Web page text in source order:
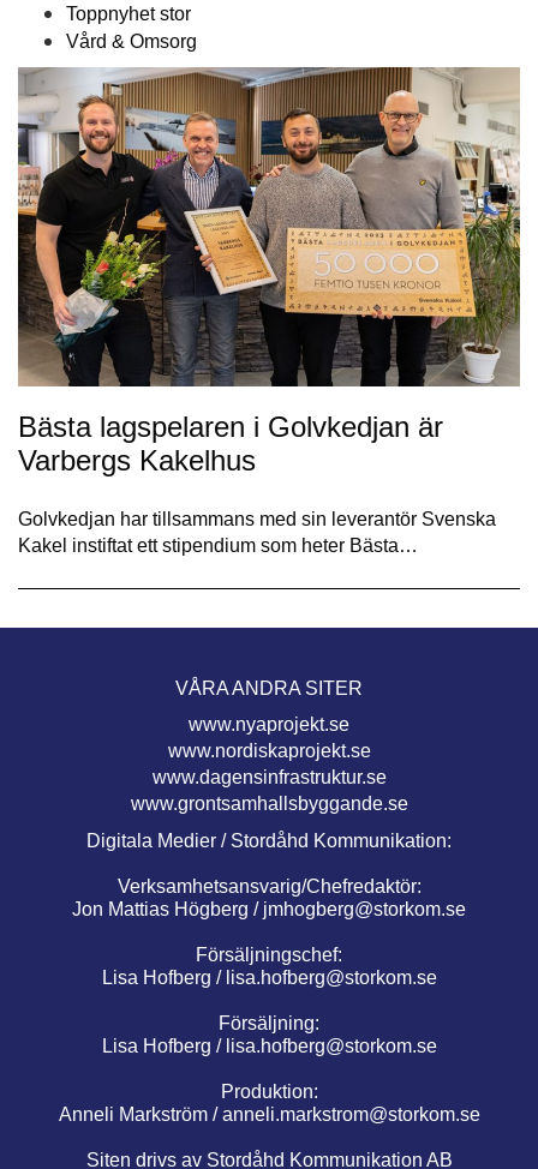
Toppnyhet stor
Vård & Omsorg
Bästa lagspelaren i Golvkedjan är
Varbergs Kakelhus
Golvkedjan har tillsammans med sin leverantör Svenska
Kakel instiftat ett stipendium som heter Bästa…
VÅRA ANDRA SITER
www.nyaprojekt.se
www.nordiskaprojekt.se
www.dagensinfrastruktur.se
www.grontsamhallsbyggande.se
Digitala Medier / Stordåhd Kommunikation:
Verksamhetsansvarig/Chefredaktör:
Jon Mattias Högberg / jmhogberg@storkom.se
Försäljningschef:
Lisa Hofberg / lisa.hofberg@storkom.se
Försäljning:
Lisa Hofberg / lisa.hofberg@storkom.se
Produktion:
Anneli Markström /anneli.markstrom@storkom.se
Siten drivs av Stordåhd Kommunikation AB